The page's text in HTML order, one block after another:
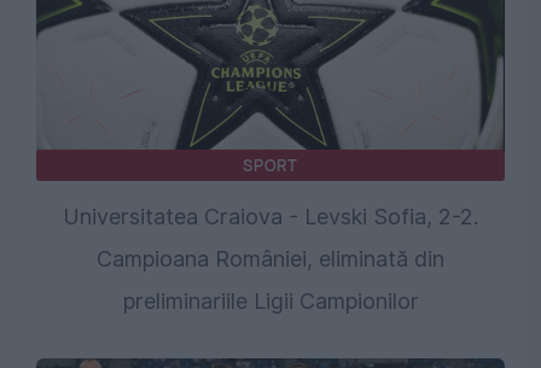
SPORT
Universitatea Craiova - Levski Sofia, 2-2.
Campioana României, eliminată din
preliminariile Ligii Campionilor